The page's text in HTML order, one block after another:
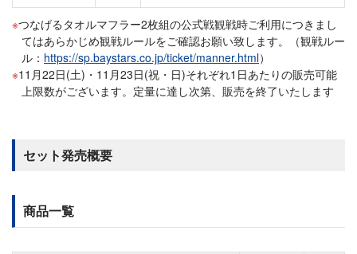
つなげるタオルマフラー2枚組の公式戦観戦時ご利用につきまし
てはあらかじめ観戦ルールをご確認お願い致します。（観戦ルー
ル： https://sp.baystars.co.jp/ticket/manner.html）
11月22日(土)・11月23日(祝・日)それぞれ1日あたりの販売可能
上限数がございます。定量に達し次第、販売を終了いたします
セット発売概要
商品一覧